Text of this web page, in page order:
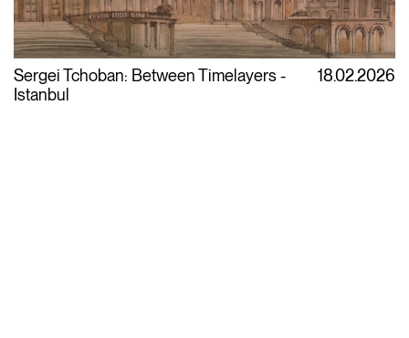
Sergei Tchoban: Between Timelayers -
Istanbul
18.02.2026